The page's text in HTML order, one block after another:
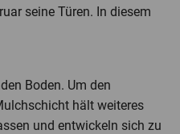
seine Türen. In diesem
Boden. Um den
hält weiteres
und entwickeln sich zu